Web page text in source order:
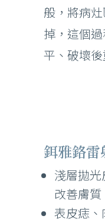
般，將病
掉，這個
平、破壞後
鉺雅鉻雷
淺層拋光
改善膚
表皮痣